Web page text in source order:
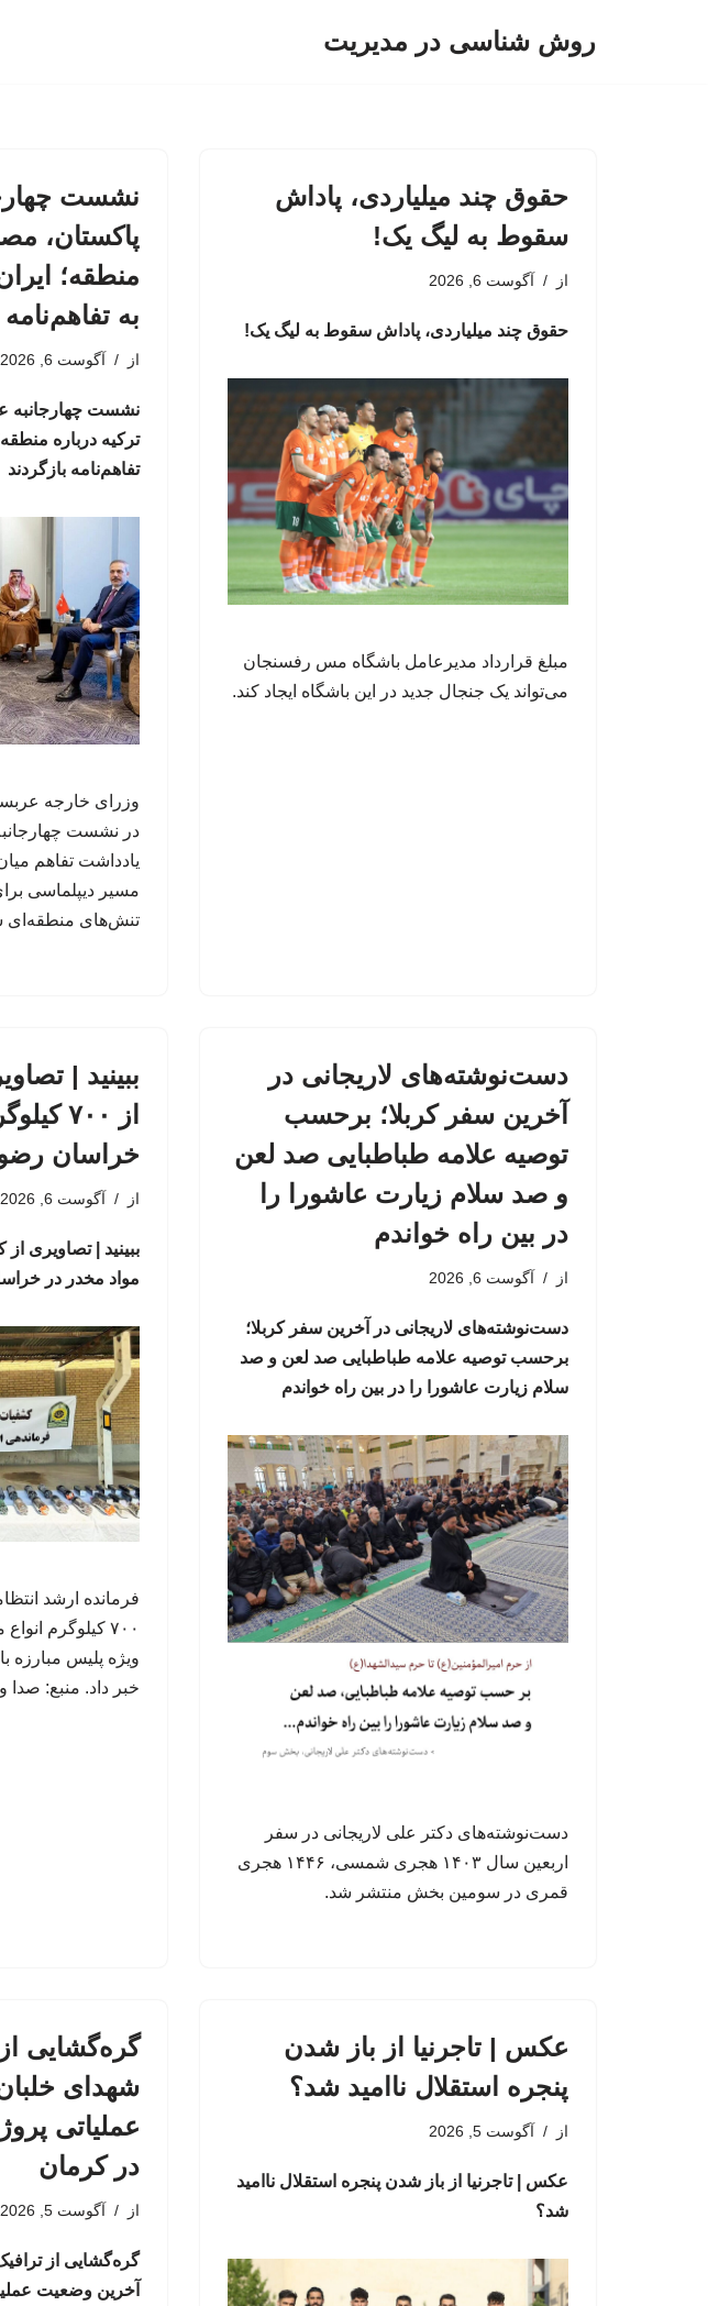
روش شناسی در مدیریت
حقوق چند میلیاردی، پاداش
سقوط به لیگ یک!
از آگوست 6, 2026
حقوق چند میلیاردی، پاداش سقوط به لیگ یک!
مبلغ قرارداد مدیرعامل باشگاه مس رفسنجان
می‌تواند یک جنجال جدید در این باشگاه ایجاد کند.
نشست
پاکستان،
منطقه؛
به
از آگوست 6, 2026
نشست چهارجانبه
ترکیه درباره
تفاهم‌نامه بازگردند
وزرای خارجه
در نشست
یادداشت تفاهم
مسیر دیپلماسی
تنش‌های منطقه‌ای
دست‌نوشته‌های لاریجانی در
آخرین سفر کربلا؛ برحسب
توصیه علامه طباطبایی صد لعن
و صد سلام زیارت عاشورا را
در بین راه خواندم
از آگوست 6, 2026
دست‌نوشته‌های لاریجانی در آخرین سفر کربلا؛
برحسب توصیه علامه طباطبایی صد لعن و صد
سلام زیارت عاشورا را در بین راه خواندم
دست‌نوشته‌های دکتر علی لاریجانی در سفر
اربعین سال ۱۴۰۳ هجری شمسی، ۱۴۴۶ هجری
قمری در سومین بخش منتشر شد.
ببینید |
از ۷۰۰
خراسان
از آگوست 6, 2026
مواد مخدر در
فرمانده ارشد
۷۰۰ کیلوگرم
ویژه پلیس مبارزه
خبر داد. منبع: صدا
عکس | تاجرنیا از باز شدن
پنجره استقلال ناامید شد؟
از آگوست 5, 2026
عکس | تاجرنیا از باز شدن پنجره استقلال ناامید
شد؟
گره‌گشایی
شهدای
عملیاتی
در کرمان
از آگوست 5, 2026
گره‌گشایی از
آخرین وضعیت